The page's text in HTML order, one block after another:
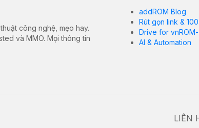
công nghệ, mẹo hay.
và MMO. Mọi thông tin
addROM Blog
Rút gọn link &
Drive for
AI & Automation
LIÊN